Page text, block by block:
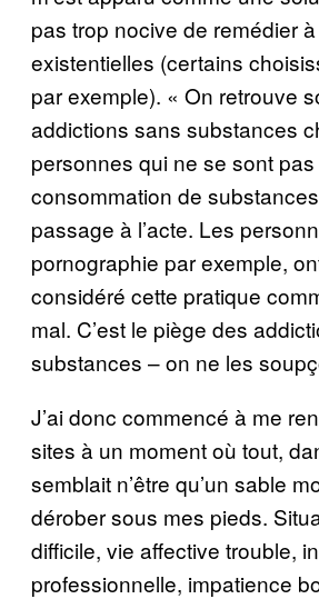
pas trop nocive de remédier
existentielles (certains
par exemple). « On retrouve
addictions sans substances
personnes qui ne se sont
consommation de
passage à l’acte. Les
pornographie par exemple,
considéré cette pratique
mal. C’est le piège des
substances – on ne les
J’ai donc commencé à me
sites à un moment où tout,
semblait n’être qu’un sable
dérober sous mes pieds.
difficile, vie affective trouble,
professionnelle, impatience